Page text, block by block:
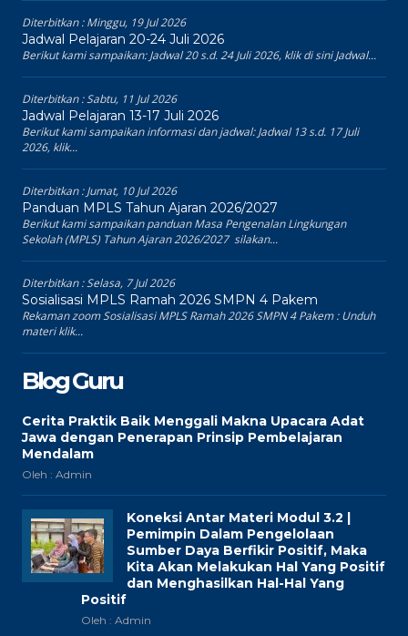
Diterbitkan :Minggu, 19 Jul 2026
Jadwal Pelajaran 20-24 Juli 2026
Berikut kami sampaikan: Jadwal 20 s.d. 24 Juli 2026, klik di sini Jadwal...
Diterbitkan :Sabtu, 11 Jul 2026
Jadwal Pelajaran 13-17 Juli 2026
Berikut kami sampaikan informasi dan jadwal: Jadwal 13 s.d. 17 Juli
2026, klik...
Diterbitkan :Jumat, 10 Jul 2026
Panduan MPLS Tahun Ajaran 2026/2027
Berikut kami sampaikan panduan Masa Pengenalan Lingkungan
Sekolah (MPLS) Tahun Ajaran 2026/2027 silakan...
Diterbitkan :Selasa, 7 Jul 2026
Sosialisasi MPLS Ramah 2026 SMPN 4 Pakem
Rekaman zoom Sosialisasi MPLS Ramah 2026 SMPN 4 Pakem : Unduh
materi klik...
Blog Guru
Cerita Praktik Baik Menggali Makna Upacara Adat
Jawa dengan Penerapan Prinsip Pembelajaran
Mendalam
Oleh : Admin
Koneksi Antar Materi Modul 3.2 |
Pemimpin Dalam Pengelolaan
Sumber Daya Berfikir Positif, Maka
Kita Akan Melakukan Hal Yang Positif
dan Menghasilkan Hal-Hal Yang
Positif
Oleh : Admin